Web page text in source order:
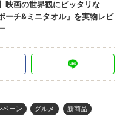
ペーン グルメ 新商品